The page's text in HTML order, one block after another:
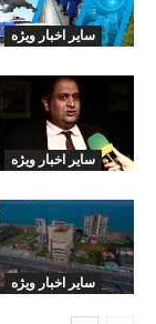
سایر اخبار ویژه
سایر اخبار ویژه
سایر اخبار ویژه